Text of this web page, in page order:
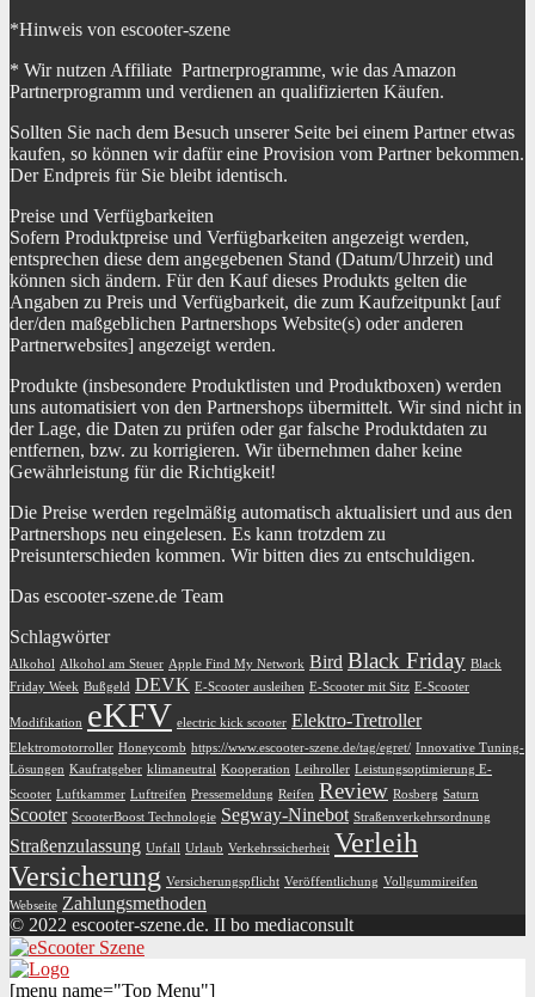
*Hinweis von escooter-szene
* Wir nutzen Affiliate Partnerprogramme, wie das Amazon
Partnerprogramm und verdienen an qualifizierten Käufen.
Sollten Sie nach dem Besuch unserer Seite bei einem Partner etwas
kaufen, so können wir dafür eine Provision vom Partner bekommen.
Der Endpreis für Sie bleibt identisch.
Preise und Verfügbarkeiten
Sofern Produktpreise und Verfügbarkeiten angezeigt werden,
entsprechen diese dem angegebenen Stand (Datum/Uhrzeit) und
können sich ändern. Für den Kauf dieses Produkts gelten die
Angaben zu Preis und Verfügbarkeit, die zum Kaufzeitpunkt [auf
der/den maßgeblichen Partnershops Website(s) oder anderen
Partnerwebsites] angezeigt werden.
Produkte (insbesondere Produktlisten und Produktboxen) werden
uns automatisiert von den Partnershops übermittelt. Wir sind nicht in
der Lage, die Daten zu prüfen oder gar falsche Produktdaten zu
entfernen, bzw. zu korrigieren. Wir übernehmen daher keine
Gewährleistung für die Richtigkeit!
Die Preise werden regelmäßig automatisch aktualisiert und aus den
Partnershops neu eingelesen. Es kann trotzdem zu
Preisunterschieden kommen. Wir bitten dies zu entschuldigen.
Das escooter-szene.de Team
Schlagwörter
Alkohol Alkohol am Steuer Apple Find My Network Bird Black Friday Black
Friday Week Bußgeld DEVK E-Scooter ausleihen E-Scooter mit Sitz E-Scooter
Modifikation eKFV electric kick scooter Elektro-Tretroller
Elektromotorroller Honeycomb https://www.escooter-szene.de/tag/egret/ Innovative Tuning-
Lösungen Kaufratgeber klimaneutral Kooperation Leihroller Leistungsoptimierung E-
Scooter Luftkammer Luftreifen Pressemeldung Reifen Review Rosberg Saturn
Scooter ScooterBoost Technologie Segway-Ninebot Straßenverkehrsordnung
Straßenzulassung Unfall Urlaub Verkehrssicherheit Verleih
Versicherung Versicherungspflicht Veröffentlichung Vollgummireifen
Webseite Zahlungsmethoden
© 2022 escooter-szene.de. II bo mediaconsult
[menu name="Top Menu"]